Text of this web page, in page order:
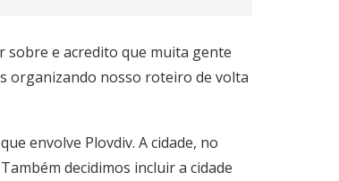
sobre e acredito que muita gente
organizando nosso roteiro de volta
envolve Plovdiv. A cidade, no
decidimos incluir a cidade